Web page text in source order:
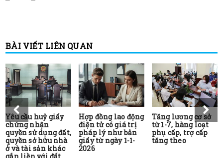
BÀI VIẾT LIÊN QUAN
Yêu cầu huỷ giấy
chứng nhận
quyền sử dụng đất,
quyền sở hữu nhà
ở và tài sản khác
Hợp đồng lao động
điện tử có giá trị
pháp lý như bản
giấy từ ngày 1-1-
2026
Tăng lương cơ sở
từ 1-7, hàng loạt
phụ cấp, trợ cấp
tăng theo